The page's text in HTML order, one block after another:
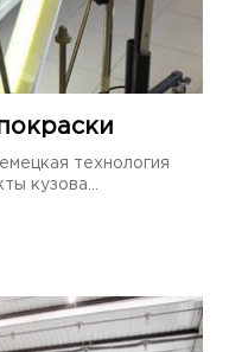
технология
кузова...